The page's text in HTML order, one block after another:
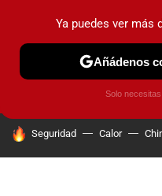
PRUEBAS COCHES
HOY SE HABLA DE
Seguridad Calor
Ya puedes ver más
Añádenos
Solo